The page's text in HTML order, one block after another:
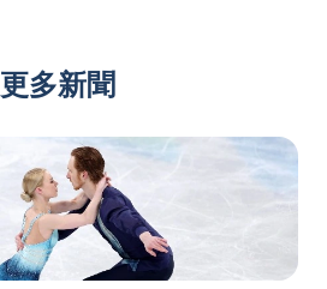
更多新聞